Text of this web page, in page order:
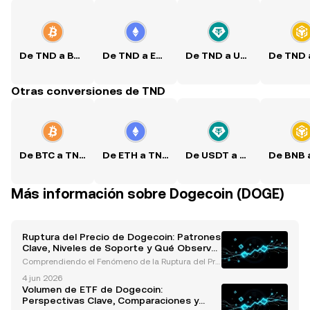
De TND a BTC De TND a ETH De TND a USDT
Otras conversiones de TND
De BTC a TND De ETH a TND De USDT a TND
Más información sobre Dogecoin (DOGE)
Ruptura del Precio de Dogecoin: Patrones
Clave, Niveles de Soporte y Qué Observar
Ahora
Comprendiendo el Fenómeno de la Ruptura del Pre
da en memes, ha captado consistentemente la ate
nción de traders e inversores debido a su dinámica
de mer
4 jun 2026
Volumen de ETF de Dogecoin:
Perspectivas Clave, Comparaciones y